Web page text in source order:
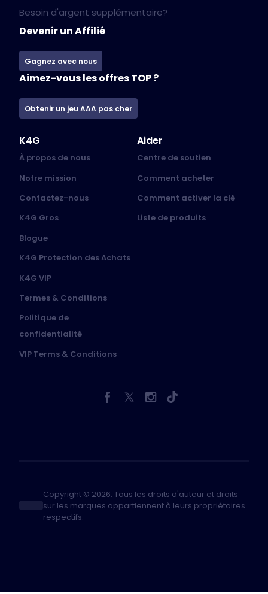
Besoin d'argent supplémentaire?
Devenir un Affilié
Gagnez avec nous
Aimez-vous les offres TOP ?
Obtenir un jeu AAA pas cher
K4G
À propos de nous
Notre mission
Contactez-nous
K4G Gros
Blogue
K4G Protection des Achats
K4G VIP
Termes & Conditions
Politique de
confidentialité
VIP Terms & Conditions
Aider
Centre de soutien
Comment acheter
Comment activer la clé
Liste de produits
Copyright © 2026. Tous les droits d'auteur et droits
sur les marques appartiennent à leurs propriétaires
respectifs.